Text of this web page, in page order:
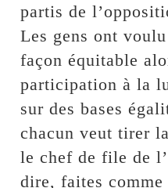
partis de
Les gens ont
façon équitable
participation à la
sur des bases
chacun veut tirer
le chef de file de
dire, faites